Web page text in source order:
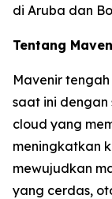
di Aruba dan
Tentang
Mavenir
saat ini dengan
cloud yang
meningkatkan
mewujudkan
yang cerdas,